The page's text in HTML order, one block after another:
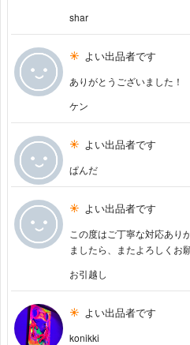
shar
よい出品者です
ありがとうございました！
ケン
よい出品者です
ぱんだ
よい出品者です
この度はご丁寧な対応あり
ましたら、またよろしくお
お引越し
よい出品者です
konikki